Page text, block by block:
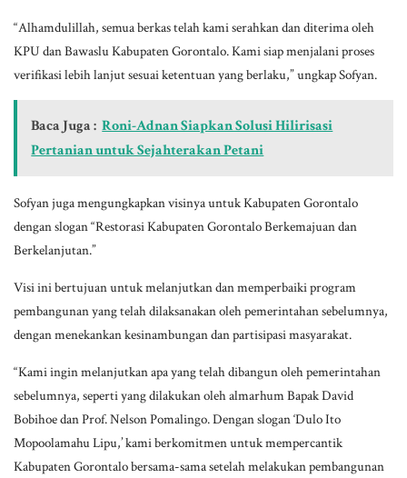
“Alhamdulillah, semua berkas telah kami serahkan dan diterima oleh
KPU dan Bawaslu Kabupaten Gorontalo. Kami siap menjalani proses
verifikasi lebih lanjut sesuai ketentuan yang berlaku,” ungkap Sofyan.
Baca Juga : Roni-Adnan Siapkan Solusi Hilirisasi
Pertanian untuk Sejahterakan Petani
Sofyan juga mengungkapkan visinya untuk Kabupaten Gorontalo
dengan slogan “Restorasi Kabupaten Gorontalo Berkemajuan dan
Berkelanjutan.”
Visi ini bertujuan untuk melanjutkan dan memperbaiki program
pembangunan yang telah dilaksanakan oleh pemerintahan sebelumnya,
dengan menekankan kesinambungan dan partisipasi masyarakat.
“Kami ingin melanjutkan apa yang telah dibangun oleh pemerintahan
sebelumnya, seperti yang dilakukan oleh almarhum Bapak David
Bobihoe dan Prof. Nelson Pomalingo. Dengan slogan ‘Dulo Ito
Mopoolamahu Lipu,’ kami berkomitmen untuk mempercantik
Kabupaten Gorontalo bersama-sama setelah melakukan pembangunan